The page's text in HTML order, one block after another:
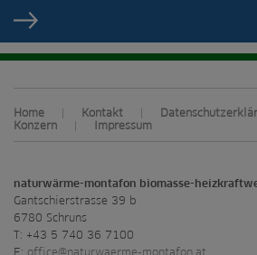
Home Kontakt
Konzern
Impressum
naturwärme-montafon biomasse-
Gantschierstrasse 39 b
6780 Schruns
T: +43 5 740 36 7100
E: office@naturwaerme-montafon.at